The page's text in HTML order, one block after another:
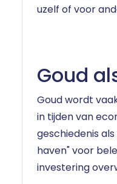
uzelf of voor
Goud
Goud wordt
in tijden van
geschiedenis
haven" voor
investering